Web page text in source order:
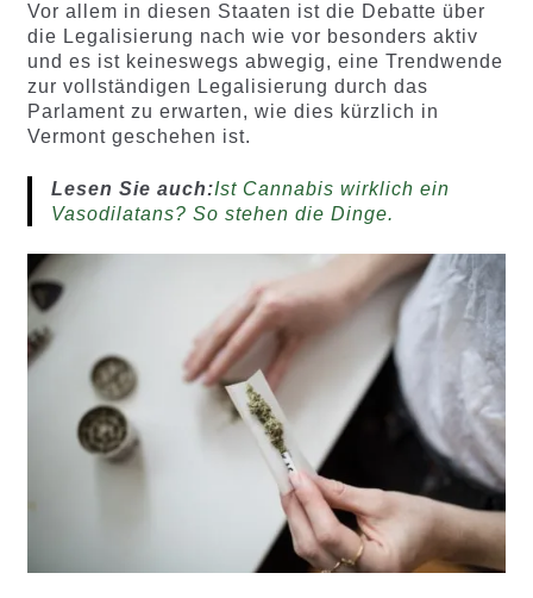
Vor allem in diesen Staaten ist die Debatte über
die Legalisierung nach wie vor besonders aktiv
und es ist keineswegs abwegig, eine Trendwende
zur vollständigen Legalisierung durch das
Parlament zu erwarten, wie dies kürzlich in
Vermont geschehen ist.
Lesen Sie auch:Ist Cannabis wirklich ein
Vasodilatans? So stehen die Dinge.